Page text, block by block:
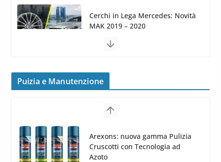
MAK FIVESTAR (2019)
24 Luglio 2019 1 min read
8 Aprile 2026 7 min read
l’acquisizione di Reedijk
3 Dicembre 2024 3 min read
Puizia e Manutenzione
Meguiars OFFERTA AMAZON:
TOP Prodotti per la Cura Auto
2023